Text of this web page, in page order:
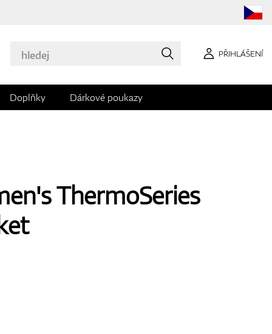
PŘIHLÁŠENÍ
Doplňky Dárkové poukazy
ThermoSeries